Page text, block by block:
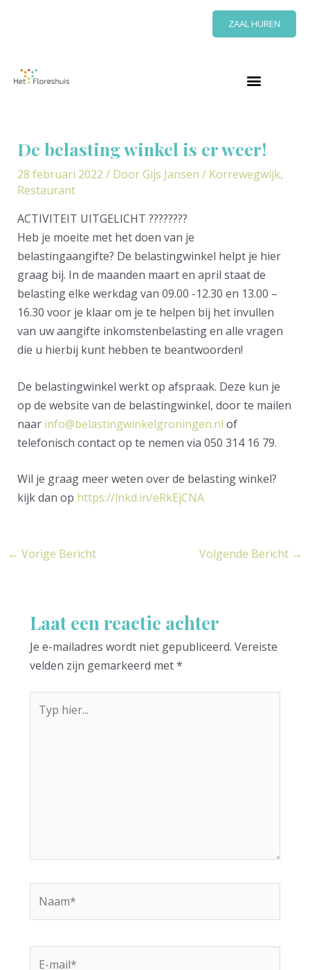
ZAAL HUREN
De belasting winkel is er weer!
28 februari 2022 / DoorGijs Jansen / Korrewegwijk,
Restaurant
ACTIVITEIT UITGELICHT ????‍????
Heb je moeite met het doen van je
belastingaangifte? De belastingwinkel helpt je hier
graag bij. In de maanden maart en april staat de
belasting elke werkdag van 09.00 -12.30 en 13.00 –
16.30 voor je klaar om je te helpen bij het invullen
van uw aangifte inkomstenbelasting en alle vragen
die u hierbij kunt hebben te beantwoorden!
De belastingwinkel werkt op afspraak. Deze kun je
op de website van de belastingwinkel, door te mailen
naar info@belastingwinkelgroningen.nl of
telefonisch contact op te nemen via 050 314 16 79.
Wil je graag meer weten over de belasting winkel?
kijk dan op https://lnkd.in/eRkEjCNA
← Vorige Bericht Volgende Bericht →
Laat een reactie achter
Je e-mailadres wordt niet gepubliceerd. Vereiste
velden zijn gemarkeerd met*
hier...